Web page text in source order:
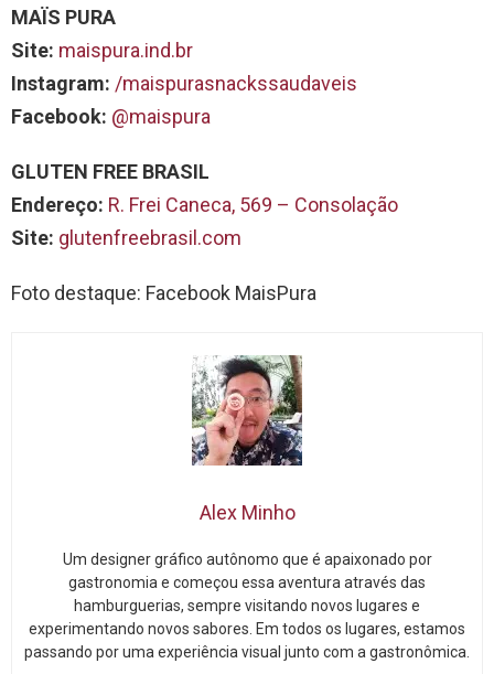
MAÏS PURA
Site: maispura.ind.br
Instagram: /maispurasnackssaudaveis
Facebook: @maispura
GLUTEN FREE BRASIL
Endereço: R. Frei Caneca, 569 – Consolação
Site: glutenfreebrasil.com
Foto destaque: Facebook MaisPura
Alex Minho
Um designer gráfico autônomo que é apaixonado por
gastronomia e começou essa aventura através das
hamburguerias, sempre visitando novos lugares e
experimentando novos sabores. Em todos os lugares, estamos
passando por uma experiência visual junto com a gastronômica.